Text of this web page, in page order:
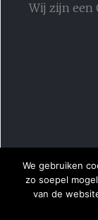
Wij zijn een
We gebruiken
zo soepel
van de